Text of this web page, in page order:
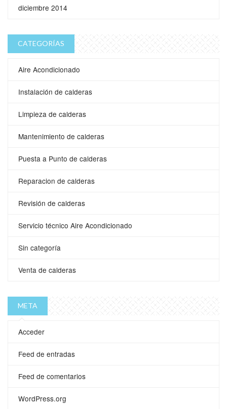
diciembre 2014
CATEGORÍAS
Aire Acondicionado
Instalación de calderas
Limpieza de calderas
Mantenimiento de calderas
Puesta a Punto de calderas
Reparacion de calderas
Revisión de calderas
Servicio técnico Aire Acondicionado
Sin categoría
Venta de calderas
META
Acceder
Feed de entradas
Feed de comentarios
WordPress.org